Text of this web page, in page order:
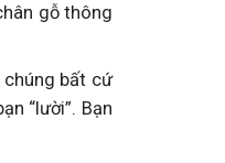
gỗ thông
chúng bất cứ
“lười”. Bạn